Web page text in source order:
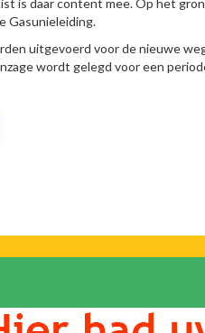
is daar content mee. Op het
Gasunieleiding.
uitgevoerd voor de nieuwe
wordt gelegd voor een